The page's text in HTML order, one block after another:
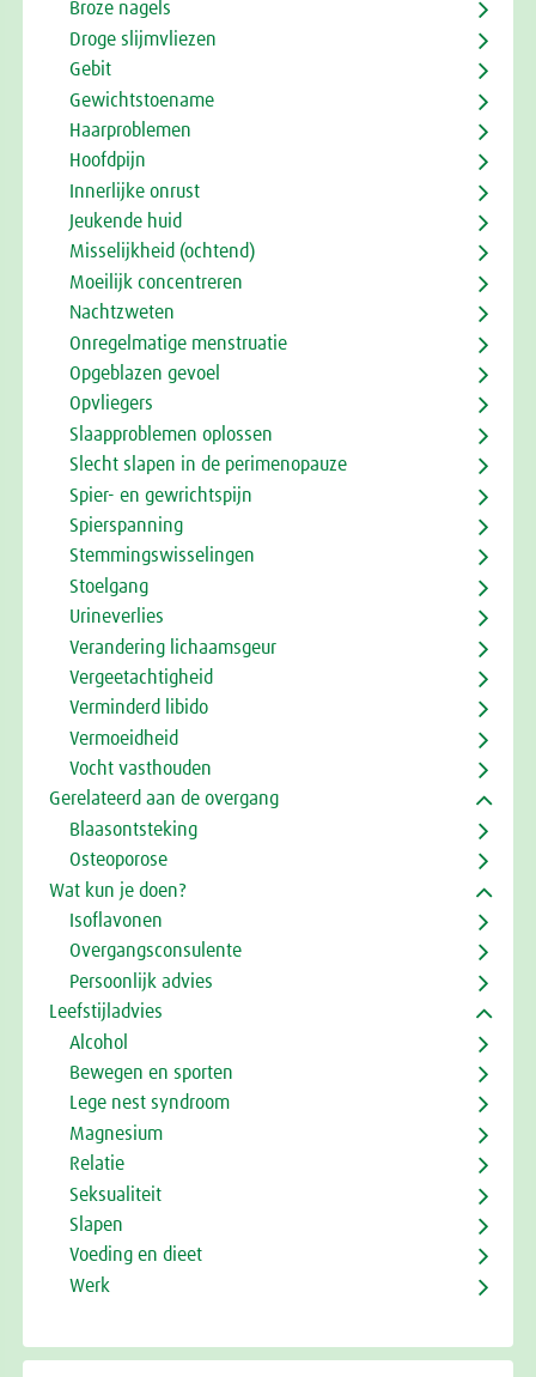
Broze nagels
Droge slijmvliezen
Gebit
Gewichtstoename
Haarproblemen
Hoofdpijn
Innerlijke onrust
Jeukende huid
Misselijkheid (ochtend)
Moeilijk concentreren
Nachtzweten
Onregelmatige menstruatie
Opgeblazen gevoel
Opvliegers
Slaapproblemen oplossen
Slecht slapen in de perimenopauze
Spier- en gewrichtspijn
Spierspanning
Stemmingswisselingen
Stoelgang
Urineverlies
Verandering lichaamsgeur
Vergeetachtigheid
Verminderd libido
Vermoeidheid
Vocht vasthouden
Gerelateerd aan de overgang
Blaasontsteking
Osteoporose
Wat kun je doen?
Isoflavonen
Overgangsconsulente
Persoonlijk advies
Leefstijladvies
Alcohol
Bewegen en sporten
Lege nest syndroom
Magnesium
Relatie
Seksualiteit
Slapen
Voeding en dieet
Werk